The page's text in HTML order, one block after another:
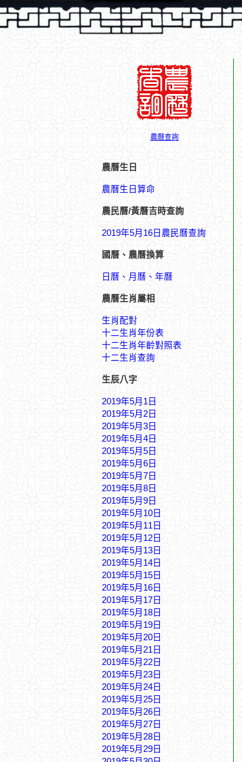
農曆查詢
農曆生日
農曆生日算命
農民曆/黃曆吉時查詢
2019年5月16日農民曆查詢
國曆、農曆換算
日曆、月曆、年曆
農曆生肖屬相
生肖配對
十二生肖年份表
十二生肖年齡對照表
十二生肖查詢
生辰八字
2019年5月1日
2019年5月2日
2019年5月3日
2019年5月4日
2019年5月5日
2019年5月6日
2019年5月7日
2019年5月8日
2019年5月9日
2019年5月10日
2019年5月11日
2019年5月12日
2019年5月13日
2019年5月14日
2019年5月15日
2019年5月16日
2019年5月17日
2019年5月18日
2019年5月19日
2019年5月20日
2019年5月21日
2019年5月22日
2019年5月23日
2019年5月24日
2019年5月25日
2019年5月26日
2019年5月27日
2019年5月28日
2019年5月29日